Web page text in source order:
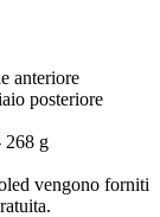
anteriore
posteriore
268 g
vengono forniti